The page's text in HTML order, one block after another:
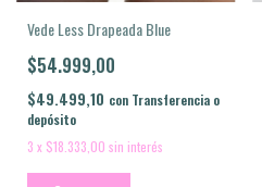
Vede Less Drapeada Blue
$54.999,00
$49.499,10 con Transferencia o
depósito
3 x $18.333,00 sin interés